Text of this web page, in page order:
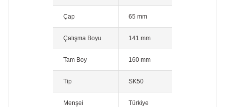
Çap 65 mm
Çalışma Boyu 141 mm
Tam Boy 160 mm
Tip SK50
Menşei Türkiye